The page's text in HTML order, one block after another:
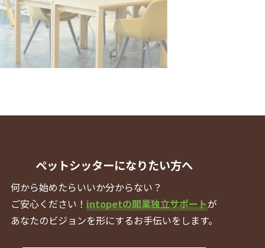
ペットシッターになりたい方へ
何から始めたらいいか分からない？
ご安心ください！ intopetの開業独立サポートが
あなたのビジョンを形にするお手伝いをします。